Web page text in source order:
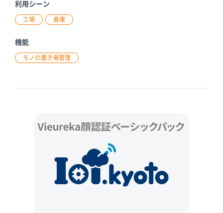
利用シーン
工場 倉庫
機能
モノの置き場管理